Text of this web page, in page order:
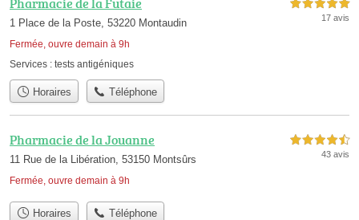
1 Place de la Poste, 53220 Montaudin
Fermée, ouvre demain à 9h
5,0 étoiles sur 5
17 avis
Services : tests antigéniques
Horaires Téléphone
Pharmacie de la Jouanne
11 Rue de la Libération, 53150 Montsûrs
Fermée, ouvre demain à 9h
4,5 étoiles sur 5
43 avis
Horaires Téléphone